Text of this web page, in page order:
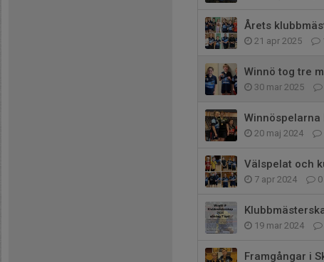
Årets
21 apr 2025
Winnö tog tre
30 mar 2025
20 maj 2024
Välspelat och
7 apr 2024 0
19 mar 2024
Framgångar i